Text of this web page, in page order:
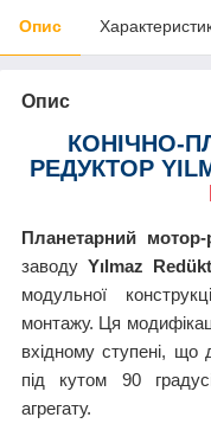
Опис
Опис
КОНІЧНО-
РЕДУКТОР
Планетарний мотор-
заводу Yılmaz
модульної
монтажу. Ця
вхідному ступені, що
під кутом 90
агрегату.